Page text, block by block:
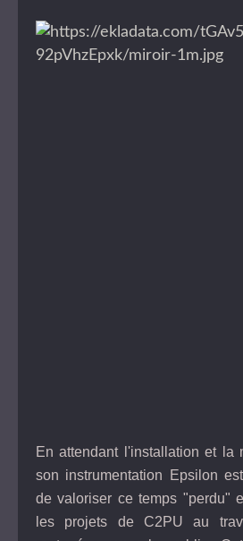
En attendant l'installation et la
son instrumentation Epsilon
de valoriser ce temps "perdu"
les projets de C2PU au